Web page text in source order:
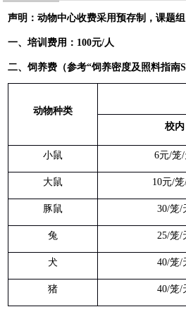
声明：动物中心收费采用预存制，课题
一、培训费用： 100元/人
二、饲养费（参考“饲养密度及照料指南
动物种类
校内
小鼠 6元/笼/
大鼠 10元/笼
豚鼠 30/笼/
兔 25/笼/
犬 40/笼/
猪 40/笼/